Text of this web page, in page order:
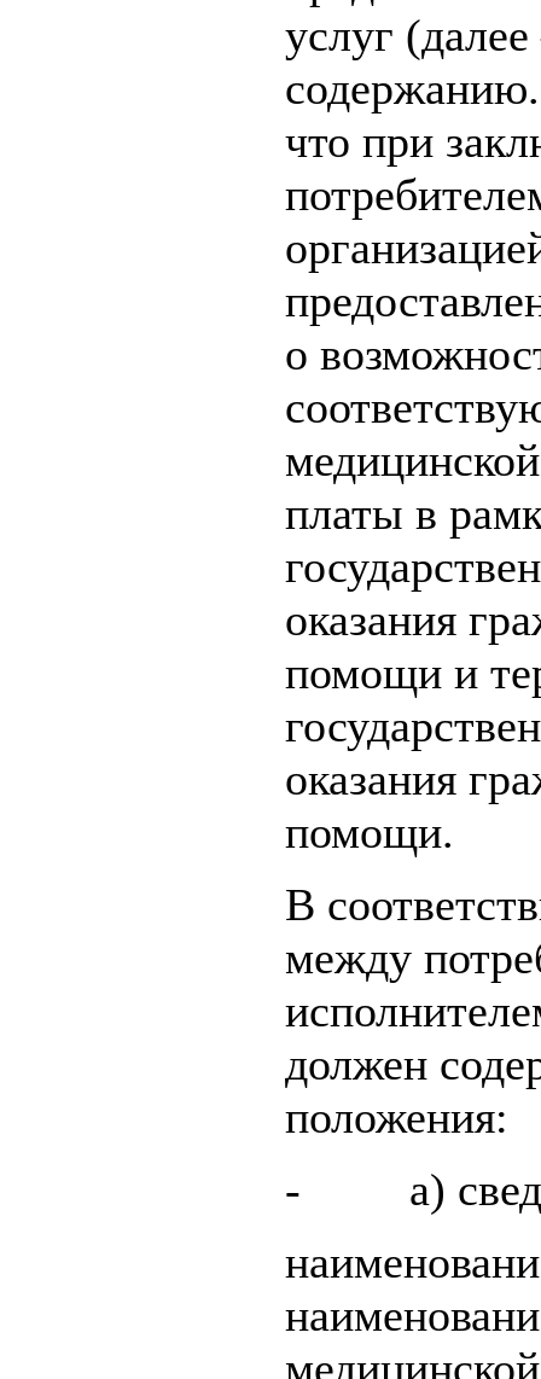
услуг
что при
о
платы в
оказания
помощи и
оказания
помощи.
В
между
должен
положения:
- а)